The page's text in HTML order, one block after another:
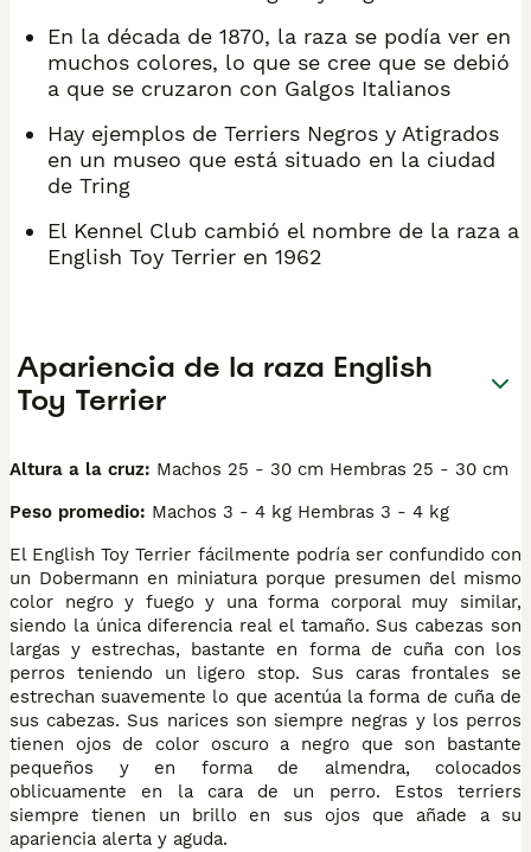
En la década de 1870, la raza se podía ver en
muchos colores, lo que se cree que se debió
a que se cruzaron con Galgos Italianos
Hay ejemplos de Terriers Negros y Atigrados
en un museo que está situado en la ciudad
de Tring
El Kennel Club cambió el nombre de la raza a
English Toy Terrier en 1962
Apariencia de la raza English
Toy Terrier
Altura a la cruz: Machos 25 - 30 cm Hembras 25 - 30 cm
Peso promedio: Machos 3 - 4 kg Hembras 3 - 4 kg
El English Toy Terrier fácilmente podría ser confundido con
un Dobermann en miniatura porque presumen del mismo
color negro y fuego y una forma corporal muy similar,
siendo la única diferencia real el tamaño. Sus cabezas son
largas y estrechas, bastante en forma de cuña con los
perros teniendo un ligero stop. Sus caras frontales se
estrechan suavemente lo que acentúa la forma de cuña de
sus cabezas. Sus narices son siempre negras y los perros
tienen ojos de color oscuro a negro que son bastante
pequeños y en forma de almendra, colocados
oblicuamente en la cara de un perro. Estos terriers
siempre tienen un brillo en sus ojos que añade a su
apariencia alerta y aguda.